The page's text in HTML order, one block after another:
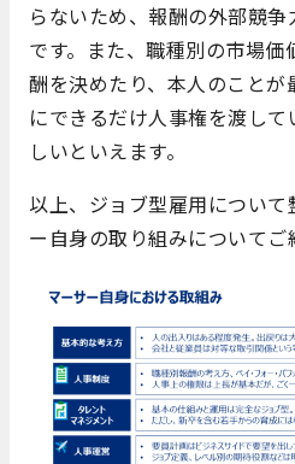
らないため、報酬の外部競
です。また、職種別の市場
酬を決めたり、本人のこと
にできるだけ人事権を渡し
しいといえます。
以上、ジョブ型雇用につい
ー自身の取り組みについてご